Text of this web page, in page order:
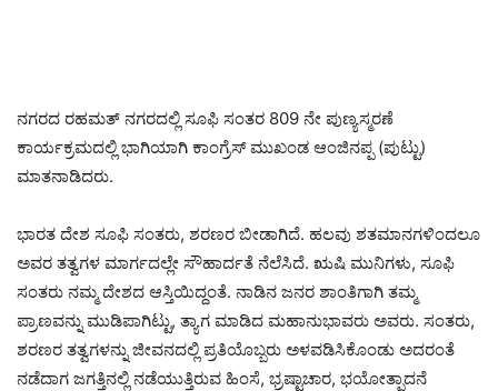
ನಗರದ ರಹಮತ್ ನಗರದಲ್ಲಿ ಸೂಫಿ ಸಂತರ 809 ನೇ ಪುಣ್ಯಸ್ಮರಣೆ
ಕಾರ್ಯಕ್ರಮದಲ್ಲಿ ಭಾಗಿಯಾಗಿ ಕಾಂಗ್ರೆಸ್ ಮುಖಂಡ ಆಂಜಿನಪ್ಪ (ಪುಟ್ಟು)
ಮಾತನಾಡಿದರು.
ಭಾರತ ದೇಶ ಸೂಫಿ ಸಂತರು, ಶರಣರ ಬೀಡಾಗಿದೆ. ಹಲವು ಶತಮಾನಗಳಿಂದಲೂ
ಅವರ ತತ್ವಗಳ ಮಾರ್ಗದಲ್ಲೇ ಸೌಹಾರ್ದತೆ ನೆಲೆಸಿದೆ. ಋಷಿ ಮುನಿಗಳು, ಸೂಫಿ
ಸಂತರು ನಮ್ಮ ದೇಶದ ಆಸ್ತಿಯಿದ್ದಂತೆ. ನಾಡಿನ ಜನರ ಶಾಂತಿಗಾಗಿ ತಮ್ಮ
ಪ್ರಾಣವನ್ನು ಮುಡಿಪಾಗಿಟ್ಟು, ತ್ಯಾಗ ಮಾಡಿದ ಮಹಾನುಭಾವರು ಅವರು. ಸಂತರು,
ಶರಣರ ತತ್ವಗಳನ್ನು ಜೀವನದಲ್ಲಿ ಪ್ರತಿಯೊಬ್ಬರು ಅಳವಡಿಸಿಕೊಂಡು ಅದರಂತೆ
ನಡೆದಾಗ ಜಗತ್ತಿನಲ್ಲಿ ನಡೆಯುತ್ತಿರುವ ಹಿಂಸೆ, ಭ್ರಷ್ಟಾಚಾರ, ಭಯೋತ್ಪಾದನೆ